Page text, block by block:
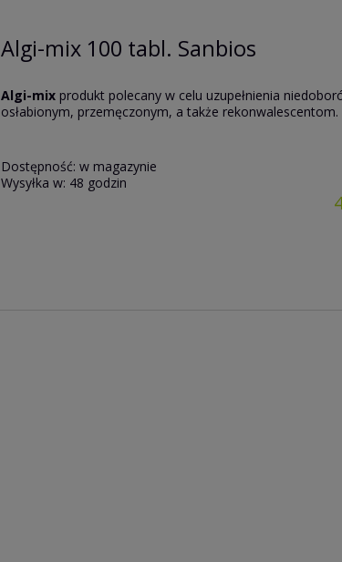
Algi-mix 100 tabl. Sanbios
Algi-mix produkt polecany w celu uzupełnienia
osłabionym, przemęczonym, a także rekonwalescentom.
Dostępność: w magazynie
Wysyłka w: 48 godzin